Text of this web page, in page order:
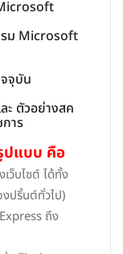
รม Microsoft
จุบัน
ะ ตัวอย่างสค
าร
ปแบบ คือ
ว็บไซต์ ได้ทั้ง
ปริ้นต์ทั่วไป)
ถึง